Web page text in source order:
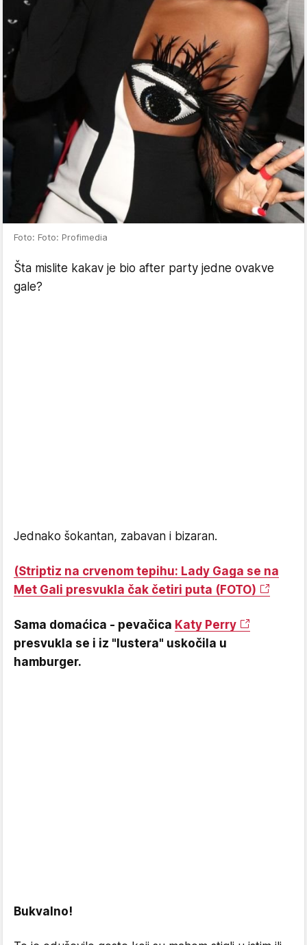
Foto: Foto: Profimedia
Šta mislite kakav je bio after party jedne ovakve
gale?
Jednako šokantan, zabavan i bizaran.
(Striptiz na crvenom tepihu: Lady Gaga se na
Met Gali presvukla čak četiri puta (FOTO)
Sama domaćica - pevačica Katy Perry
presvukla se i iz "lustera" uskočila u
hamburger.
Bukvalno!